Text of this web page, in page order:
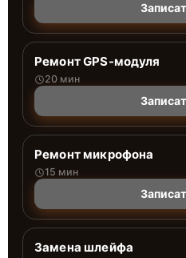
Ремонт GPS-модуля
20 мин
Ремонт микрофона
15 мин
Замена шлейфа